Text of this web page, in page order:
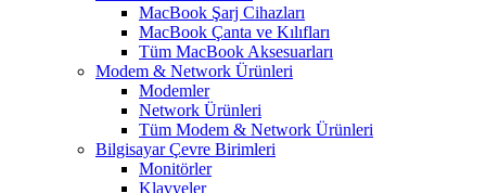
MacBook Şarj Cihazları
MacBook Çanta ve Kılıfları
Tüm MacBook Aksesuarları
Modem & Network Ürünleri
Modemler
Network Ürünleri
Tüm Modem & Network Ürünleri
Bilgisayar Çevre Birimleri
Monitörler
Klavyeler